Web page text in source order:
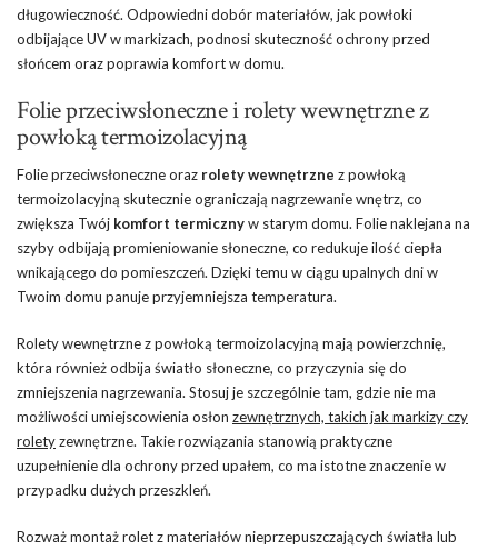
długowieczność. Odpowiedni dobór materiałów, jak powłoki
odbijające UV w markizach, podnosi skuteczność ochrony przed
słońcem oraz poprawia komfort w domu.
Folie przeciwsłoneczne i rolety wewnętrzne z
powłoką termoizolacyjną
Folie przeciwsłoneczne oraz rolety wewnętrzne z powłoką
termoizolacyjną skutecznie ograniczają nagrzewanie wnętrz, co
zwiększa Twój komfort termicznyw starym domu. Folie naklejana na
szyby odbijają promieniowanie słoneczne, co redukuje ilość ciepła
wnikającego do pomieszczeń. Dzięki temu w ciągu upalnych dni w
Twoim domu panuje przyjemniejsza temperatura.
Rolety wewnętrzne z powłoką termoizolacyjną mają powierzchnię,
która również odbija światło słoneczne, co przyczynia się do
zmniejszenia nagrzewania. Stosuj je szczególnie tam, gdzie nie ma
możliwości umiejscowienia osłon zewnętrznych, takich jak markizy czy
roletyzewnętrzne. Takie rozwiązania stanowią praktyczne
uzupełnienie dla ochrony przed upałem, co ma istotne znaczenie w
przypadku dużych przeszkleń.
Rozważ montaż rolet z materiałów nieprzepuszczających światła lub